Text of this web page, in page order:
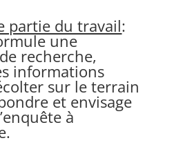
partie du travail:
une
recherche,
informations
sur le terrain
et envisage
à